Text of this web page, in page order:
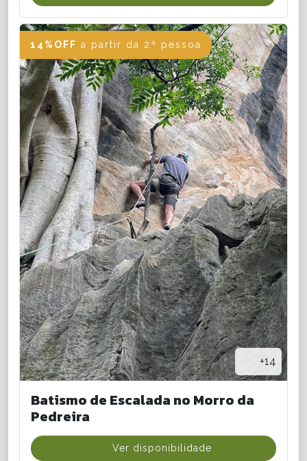
14%OFF a partir da 2ª pessoa
+14
Batismo de Escalada no Morro da
Pedreira
Ver disponibilidade